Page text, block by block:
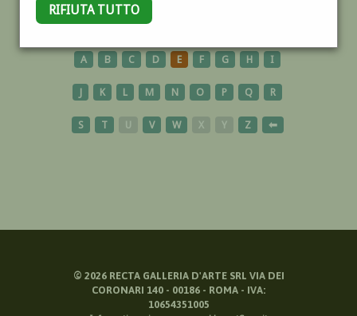
RIFIUTA TUTTO
ARNO
A B C D E F G H I
J K L M N O P Q R
S T U V W X Y Z ⬅
© 2026RECTA GALLERIA D'ARTE SRL VIA DEI
CORONARI 140 - 00186 - ROMA - IVA:
10654351005